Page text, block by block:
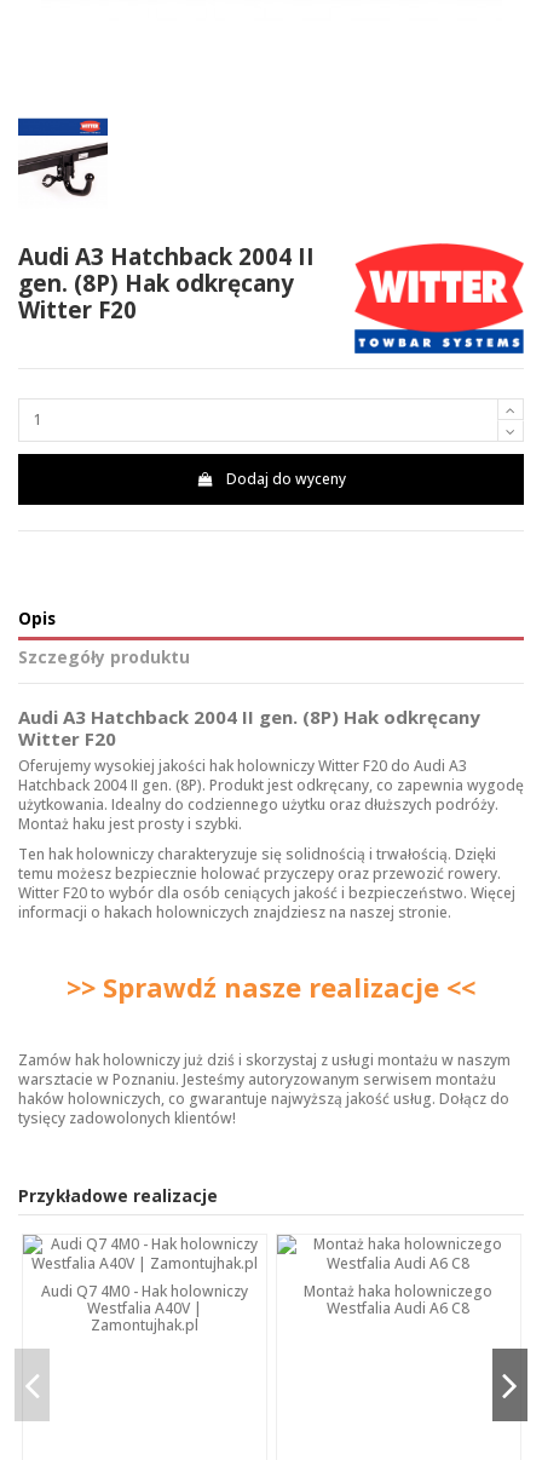
Audi A3 Hatchback 2004 II
gen. (8P) Hak odkręcany
Witter F20
Dodaj do wyceny
Opis
Szczegóły produktu
Audi A3 Hatchback 2004 II gen. (8P) Hak odkręcany
Witter F20
Oferujemy wysokiej jakości hak holowniczy Witter F20 do Audi A3
Hatchback 2004 II gen. (8P). Produkt jest odkręcany, co zapewnia wygodę
użytkowania. Idealny do codziennego użytku oraz dłuższych podróży.
Montaż haku jest prosty i szybki.
Ten hak holowniczy charakteryzuje się solidnością i trwałością. Dzięki
temu możesz bezpiecznie holować przyczepy oraz przewozić rowery.
Witter F20 to wybór dla osób ceniących jakość i bezpieczeństwo. Więcej
informacji o hakach holowniczych znajdziesz na naszej stronie.
>> Sprawdź nasze realizacje <<
Zamów hak holowniczy już dziś i skorzystaj z usługi montażu w naszym
warsztacie w Poznaniu. Jesteśmy autoryzowanym serwisem montażu
haków holowniczych, co gwarantuje najwyższą jakość usług. Dołącz do
tysięcy zadowolonych klientów!
Przykładowe realizacje
Audi Q7 4M0 - Hak holowniczy
Westfalia A40V |
Zamontujhak.pl
Montaż haka holowniczego
Westfalia Audi A6 C8